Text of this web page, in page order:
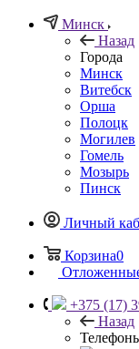
Минск
Назад
Города
Минск
Витебск
Орша
Полоцк
Могилев
Гомель
Мозырь
Пинск
Личный
Корзина0
+375 (17)
Назад